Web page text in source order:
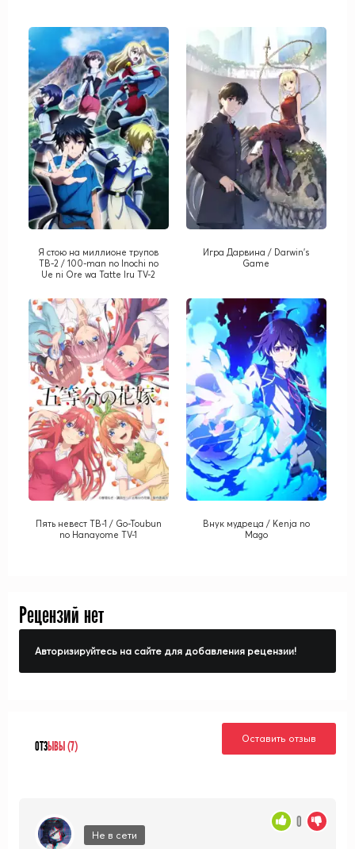
Я стою на миллионе трупов
ТВ-2 / 100-man no Inochi no
Ue ni Ore wa Tatte Iru TV-2
Игра Дарвина / Darwin's
Game
Пять невест ТВ-1 / Go-Toubun
no Hanayome TV-1
Внук мудреца / Kenja no
Mago
Рецензий нет
Авторизируйтесь на сайте для добавления рецензии!
ОТЗЫВЫ (7)
Оставить отзыв
Не в сети
0